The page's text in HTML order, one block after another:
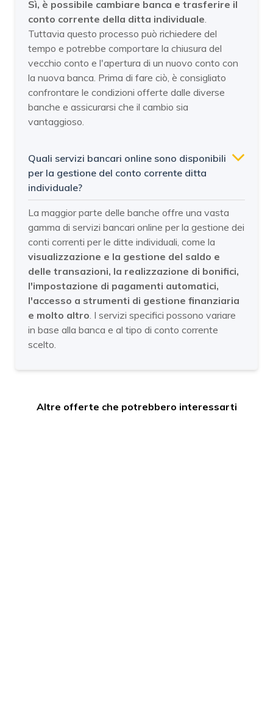
Sì, è possibile cambiare banca e trasferire il
conto corrente della ditta individuale
Tuttavia questo processo può richiedere del
tempo e potrebbe comportare la chiusura del
vecchio conto e l'apertura di un nuovo conto con
la nuova banca. Prima di fare ciò, è consigliato
confrontare le condizioni offerte dalle diverse
banche e assicurarsi che il cambio sia
vantaggioso.
Quali servizi bancari online sono disponibili
per la gestione del conto corrente ditta
individuale?
La maggior parte delle banche offre una vasta
gamma di servizi bancari online per la gestione dei
conti correnti per le ditte individuali, come la
visualizzazione e la gestione del saldo e
delle transazioni, la realizzazione di bonifici,
l'impostazione di pagamenti automatici,
l'accesso a strumenti di gestione finanziaria
e molto altro . I servizi specifici possono variare
in base alla banca e al tipo di conto corrente
scelto.
Altre offerte che potrebbero interessarti